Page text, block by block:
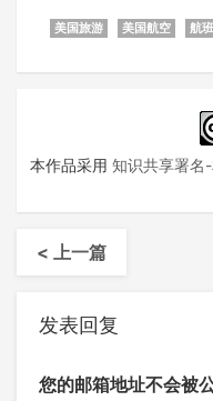
美国旅游 美国航空 航
本作品采用 知识共享署名
< 上一篇
发表回复
您的邮箱地址不会被公